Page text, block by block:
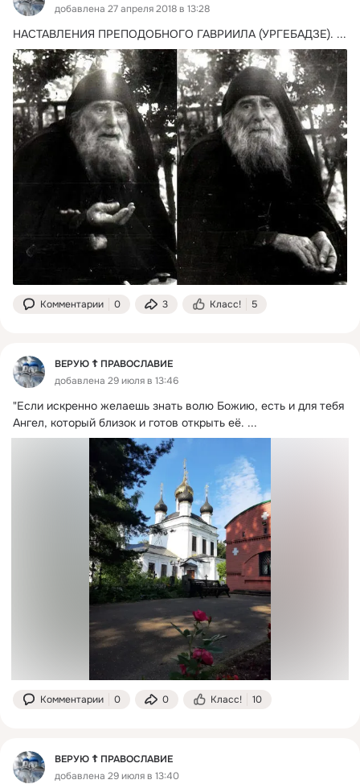
добавлена 27 апреля 2018 в 13:28
НАСТАВЛЕНИЯ ПРЕПОДОБНОГО ГАВРИИЛА (УРГЕБАДЗЕ). ...
Комментарии 0 3 Класс! 5
ВЕРУЮ ☦️ ПРАВОСЛАВИЕ
добавлена 29 июля в 13:46
"Если искренно желаешь знать волю Божию, есть и для тебя
Ангел, который близок и готов открыть её. ...
Комментарии 0 0 Класс! 10
ВЕРУЮ ☦️ ПРАВОСЛАВИЕ
добавлена 29 июля в 13:40